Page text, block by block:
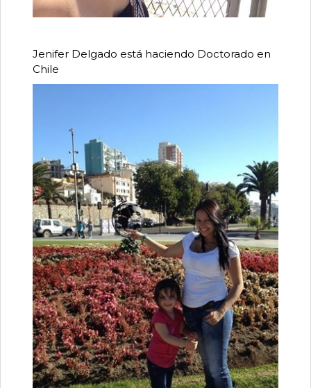
Jenifer Delgado está haciendo Doctorado en
Chile